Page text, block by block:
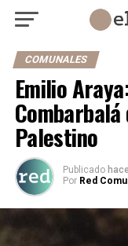
COMUNALES
Emilio
Palestino
Publicado
Por Red